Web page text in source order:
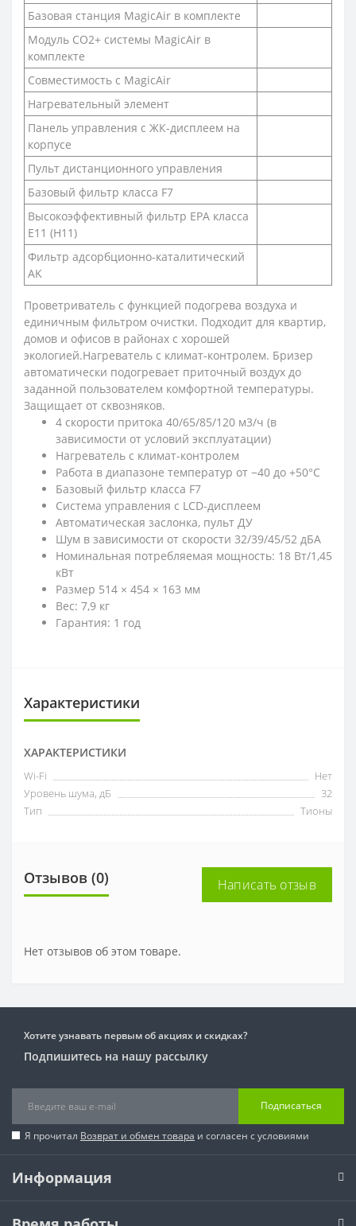
Базовая станция MagicAir в комплекте
Модуль СО2+ системы MagicAir в
комплекте
Совместимость с MagicAir
Нагревательный элемент
Панель управления с ЖК-дисплеем на
корпусе
Пульт дистанционного управления
Базовый фильтр класса F7
Высокоэффективный фильтр EPA класса
E11 (Н11)
Фильтр адсорбционно-каталитический
AK
Проветриватель с функцией подогрева воздуха и
единичным фильтром очистки. Подходит для квартир,
домов и офисов в районах с хорошей
экологией.Нагреватель с климат-контролем. Бризер
автоматически подогревает приточный воздух до
заданной пользователем комфортной температуры.
Защищает от сквозняков.
4 скорости притока 40/65/85/120 м3/ч (в
зависимости от условий эксплуатации)
Нагреватель с климат-контролем
Работа в диапазоне температур от −40 до +50°С
Базовый фильтр класса F7
Система управления с LCD-дисплеем
Автоматическая заслонка, пульт ДУ
Шум в зависимости от скорости 32/39/45/52 дБА
Номинальная потребляемая мощность: 18 Вт/1,45
кВт
Размер 514 × 454 × 163 мм
Вес: 7,9 кг
Гарантия: 1 год
Характеристики
ХАРАКТЕРИСТИКИ
Wi-Fi
Нет
Уровень шума, дБ
32
Тип
Тионы
Отзывов (0) Написать отзыв
Нет отзывов об этом товаре.
Хотите узнавать первым об акциях и скидках?
Подпишитесь на нашу рассылку
Подписаться
Я прочитал Возврат и обмен товара и согласен с условиями
Информация